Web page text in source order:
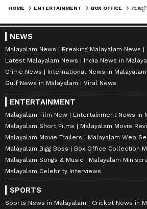
HOME ENTERTAINMENT BOX OFFICE
NEWS
Malayalam News
Breaking Malayalam News
Latest Malayalam News
India News in
Crime News
International News in Malayalam
Gulf News in Malayalam
Viral News
ENTERTAINMENT
Malayalam Film New
Entertainment News in
Malayalam Short Films
Malayalam Movie
Malayalam Movie Trailers
Malayalam Web
Malayalam Bigg Boss
Box Office Collection
Malayalam Songs & Music
Malayalam
Malayalam Celebrity Interviews
SPORTS
Sports News in Malayalam
Cricket News in